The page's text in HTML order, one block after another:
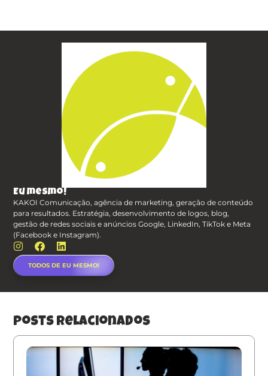
Eu mesmo!
KAKOI Comunicação, agência de marketing, geração de conteúdo
para resultados. Estratégia, desenvolvimento de logos, blog,
gestão de redes sociais e anúncios Google, LinkedIn, TikTok e Meta
(Facebook e Instagram).
TODOS DE EU MESMO!
posts relacionados